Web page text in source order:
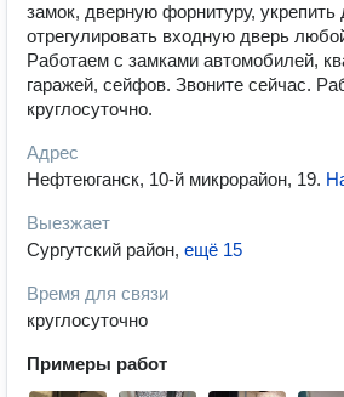
замок, дверную форнитуру, укрепить
отрегулировать входную дверь
Работаем с замками автомобилей,
гаражей, сейфов. Звоните сейчас.
круглосуточно.
Адрес
Нефтеюганск, 10-й микрорайон, 19.
Выезжает
Сургутский район, ещё 15
Время для связи
круглосуточно
Примеры работ